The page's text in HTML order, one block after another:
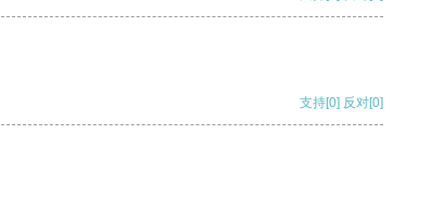
支持[0] 反对[0]